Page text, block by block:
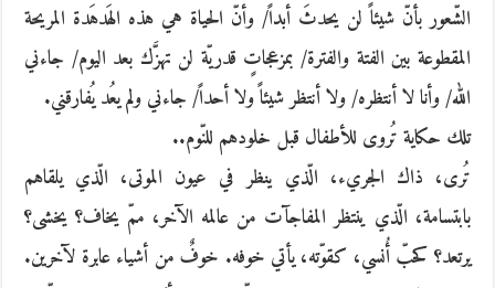
الشّعور بأنّ شيئاً لن يحدثَ أبداً/ وأنّ الحياة هي هذه الهَدهَدة المريحة
المقطوعة بين الفتة والفترة/ بمزعجاتٍ قدريّة لن تهزَّك بعد اليوم/ جاءني
الله/ وأنا لا أنتظره/ ولا أنتظر شيئاً ولا أحداً/ جاءني ولم يعُد يُفارقني.
تلك حكاية تُروى للأطفال قبل خلودهم للنّوم..
تُرى، ذاك الجريء، الّذي ينظر في عيون الموتى، الّذي يلقاهم
بابتسامة، الّذي ينتظر المفاجآت من عالمه الآخر، ممّ يخاف؟ يخشى؟
يرتعد؟ كحبّ أُنسي، كقوّته، يأتي خوفه. خوفٌ من أشياء عابرة لآخرين.